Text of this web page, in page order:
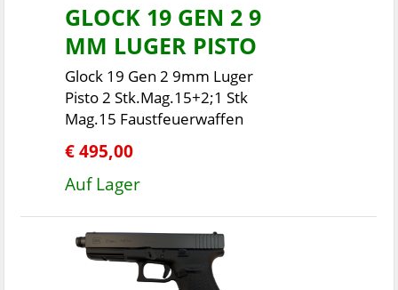
GLOCK 19 GEN 2 9
MM LUGER PISTO
Glock 19 Gen 2 9mm Luger
Pisto 2 Stk.Mag.15+2;1 Stk
Mag.15 Faustfeuerwaffen
€ 495,00
Auf Lager